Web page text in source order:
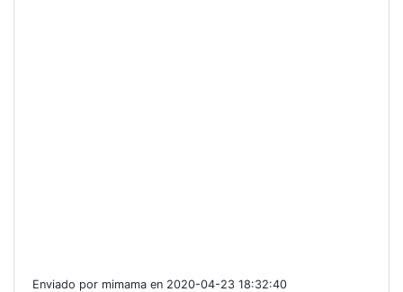
Enviado por mimama en 2020-04-23 18:32:40